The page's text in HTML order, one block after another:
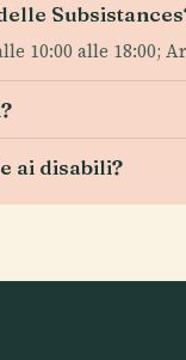
10:00 alle
ai disabili?